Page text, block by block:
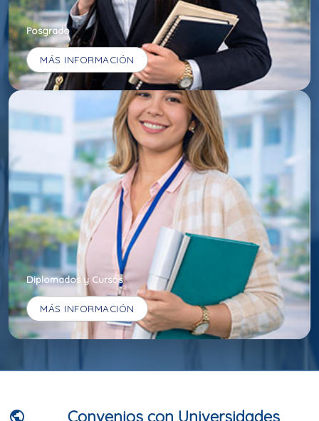
Posgrado
MÁS INFORMACIÓN
Diplomados y Cursos
MÁS INFORMACIÓN
public
Convenios con Universidades